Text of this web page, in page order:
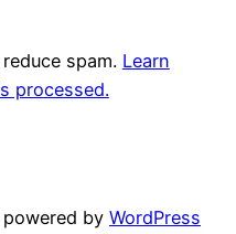
spam. Learn
processed.
by WordPress